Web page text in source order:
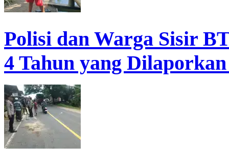
Polisi dan Warga Sisir
4 Tahun yang